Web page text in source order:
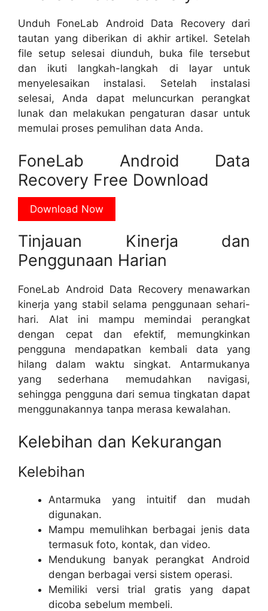
Unduh FoneLab Android Data Recovery dari
tautan yang diberikan di akhir artikel. Setelah
file setup selesai diunduh, buka file tersebut
dan ikuti langkah-langkah di layar untuk
menyelesaikan instalasi. Setelah instalasi
selesai, Anda dapat meluncurkan perangkat
lunak dan melakukan pengaturan dasar untuk
memulai proses pemulihan data Anda.
FoneLab Android Data
Recovery Free Download
Download Now
Tinjauan Kinerja dan
Penggunaan Harian
FoneLab Android Data Recovery menawarkan
kinerja yang stabil selama penggunaan sehari-
hari. Alat ini mampu memindai perangkat
dengan cepat dan efektif, memungkinkan
pengguna mendapatkan kembali data yang
hilang dalam waktu singkat. Antarmukanya
yang sederhana memudahkan navigasi,
sehingga pengguna dari semua tingkatan dapat
menggunakannya tanpa merasa kewalahan.
Kelebihan dan Kekurangan
Kelebihan
Antarmuka yang intuitif dan mudah
digunakan.
Mampu memulihkan berbagai jenis data
termasuk foto, kontak, dan video.
Mendukung banyak perangkat Android
dengan berbagai versi sistem operasi.
Memiliki versi trial gratis yang dapat
dicoba sebelum membeli.